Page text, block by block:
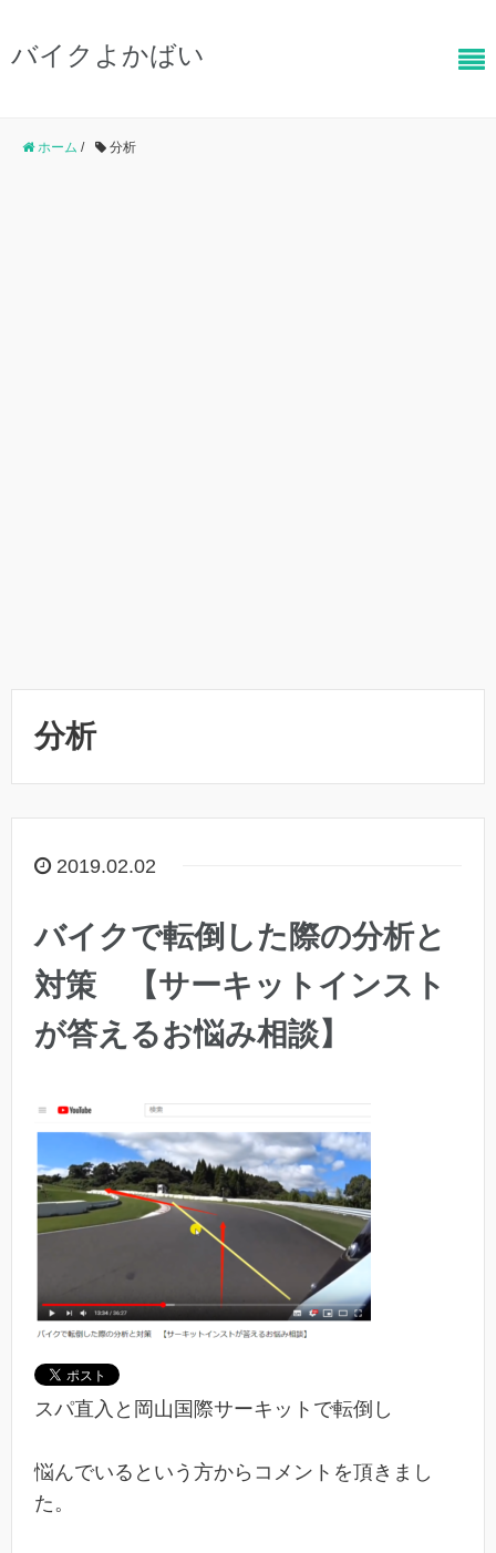
バイクよかばい
ホーム / 分析
分析
2019.02.02
バイクで転倒した際の分析と
対策 【サーキットインスト
が答えるお悩み相談】
スパ直入と岡山国際サーキットで転倒し
悩んでいるという方からコメントを頂きまし
た。